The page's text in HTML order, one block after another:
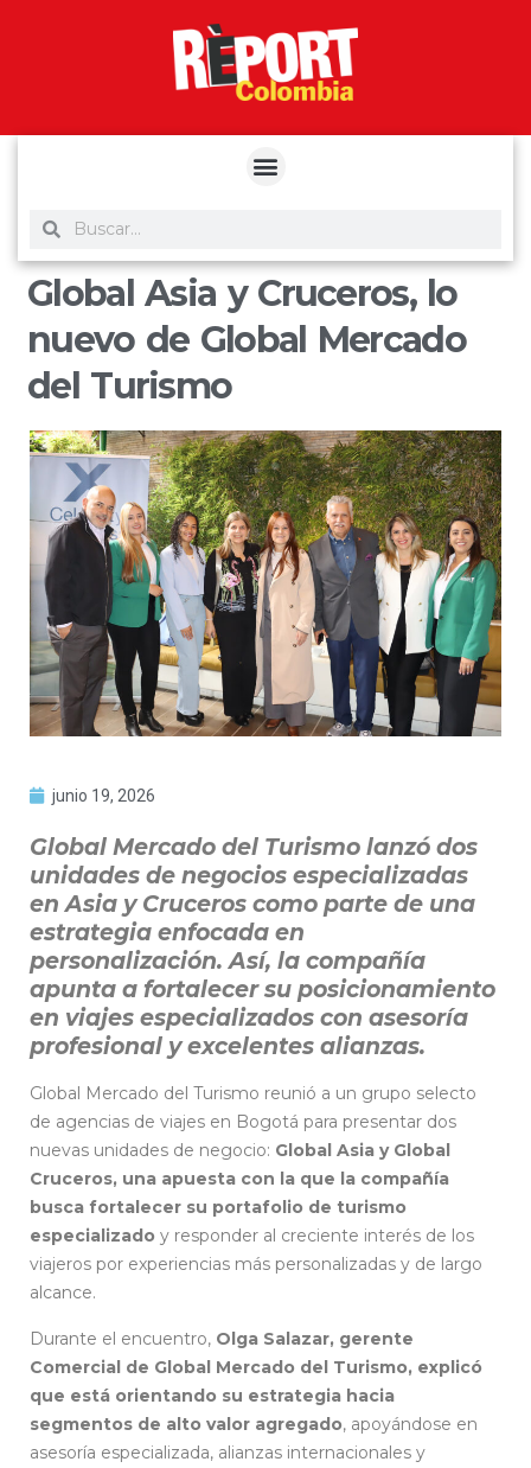
Global Asia y Cruceros, lo
nuevo de Global Mercado
del Turismo
junio 19, 2026
Global Mercado del Turismo lanzó dos
unidades de negocios especializadas
en Asia y Cruceros como parte de una
estrategia enfocada en
personalización. Así, la compañía
apunta a fortalecer su posicionamiento
en viajes especializados con asesoría
profesional y excelentes alianzas.
Global Mercado del Turismo reunió a un grupo selecto
de agencias de viajes en Bogotá para presentar dos
nuevas unidades de negocio: Global Asia y Global
Cruceros, una apuesta con la que la compañía
busca fortalecer su portafolio de turismo
especializado y responder al creciente interés de los
viajeros por experiencias más personalizadas y de largo
alcance.
Durante el encuentro, Olga Salazar, gerente
Comercial de Global Mercado del Turismo, explicó
que está orientando su estrategia hacia
segmentos de alto valor agregado, apoyándose en
asesoría especializada, alianzas internacionales y